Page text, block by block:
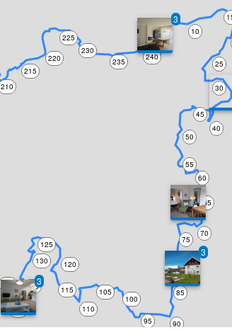
3
3
3
0
5 10
25
30
40
45
50
55
60
65
70
75
80
85
90
95
100
105
110
115
120
125
130
135
140
145
210
215
220
225
230
235
240